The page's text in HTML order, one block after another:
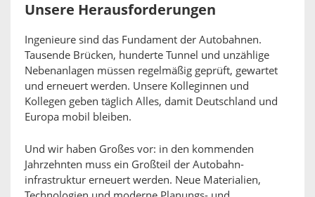
Unsere Herausforderungen
Ingenieure sind das Fundament der Autobahnen.
Tausende Brücken, hunderte Tunnel und unzählige
Nebenanlagen müssen regelmäßig geprüft, gewartet
und erneuert werden. Unsere Kolleginnen und
Kollegen geben täglich Alles, damit Deutschland und
Europa mobil bleiben.
Und wir haben Großes vor: in den kommenden
Jahrzehnten muss ein Großteil der Autobahn-
infrastruktur erneuert werden. Neue Materialien,